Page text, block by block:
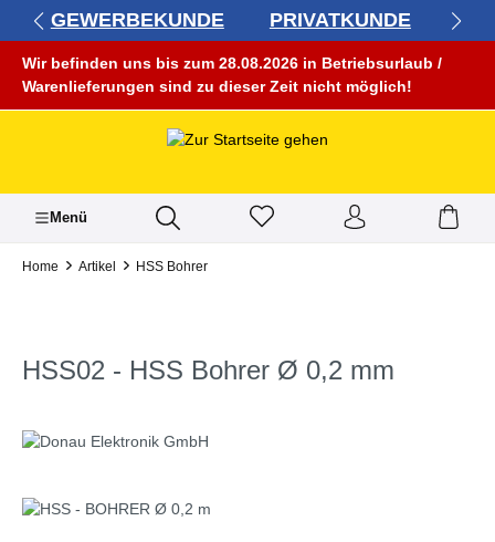
springen
GEWERBEKUNDE PRIVATKUNDE
Wir befinden uns bis zum 28.08.2026 in Betriebsurlaub /
Warenlieferungen sind zu dieser Zeit nicht möglich!
Menü
Home Artikel HSS Bohrer
HSS02 - HSS Bohrer Ø 0,2 mm
Bildergalerie überspringen